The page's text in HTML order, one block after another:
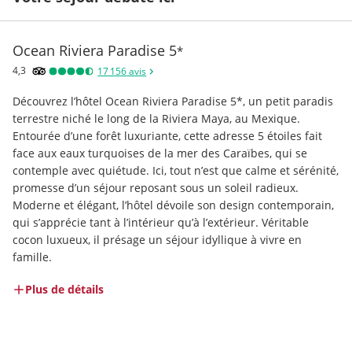
Ocean Riviera Paradise 5*
4,3 17 156avis
Découvrez l’hôtel Ocean Riviera Paradise 5*, un petit paradis
terrestre niché le long de la Riviera Maya, au Mexique.
Entourée d’une forêt luxuriante, cette adresse 5 étoiles fait
face aux eaux turquoises de la mer des Caraïbes, qui se
contemple avec quiétude. Ici, tout n’est que calme et sérénité,
promesse d’un séjour reposant sous un soleil radieux.
Moderne et élégant, l’hôtel dévoile son design contemporain,
qui s’apprécie tant à l’intérieur qu’à l’extérieur. Véritable
cocon luxueux, il présage un séjour idyllique à vivre en
famille.
Plus de détails